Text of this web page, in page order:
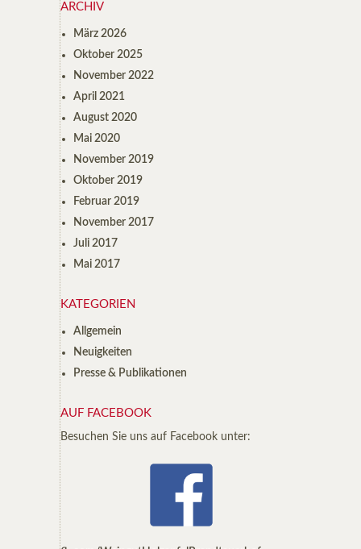
ARCHIV
März 2026
Oktober 2025
November 2022
April 2021
August 2020
Mai 2020
November 2019
Oktober 2019
Februar 2019
November 2017
Juli 2017
Mai 2017
KATEGORIEN
Allgemein
Neuigkeiten
Presse & Publikationen
AUF FACEBOOK
Besuchen Sie uns auf Facebook unter: